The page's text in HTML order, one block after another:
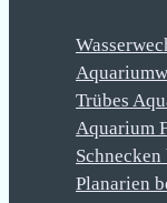
Trübes
Aquarium
Planarien